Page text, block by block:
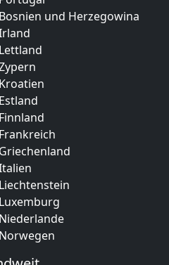
und Herzegowina